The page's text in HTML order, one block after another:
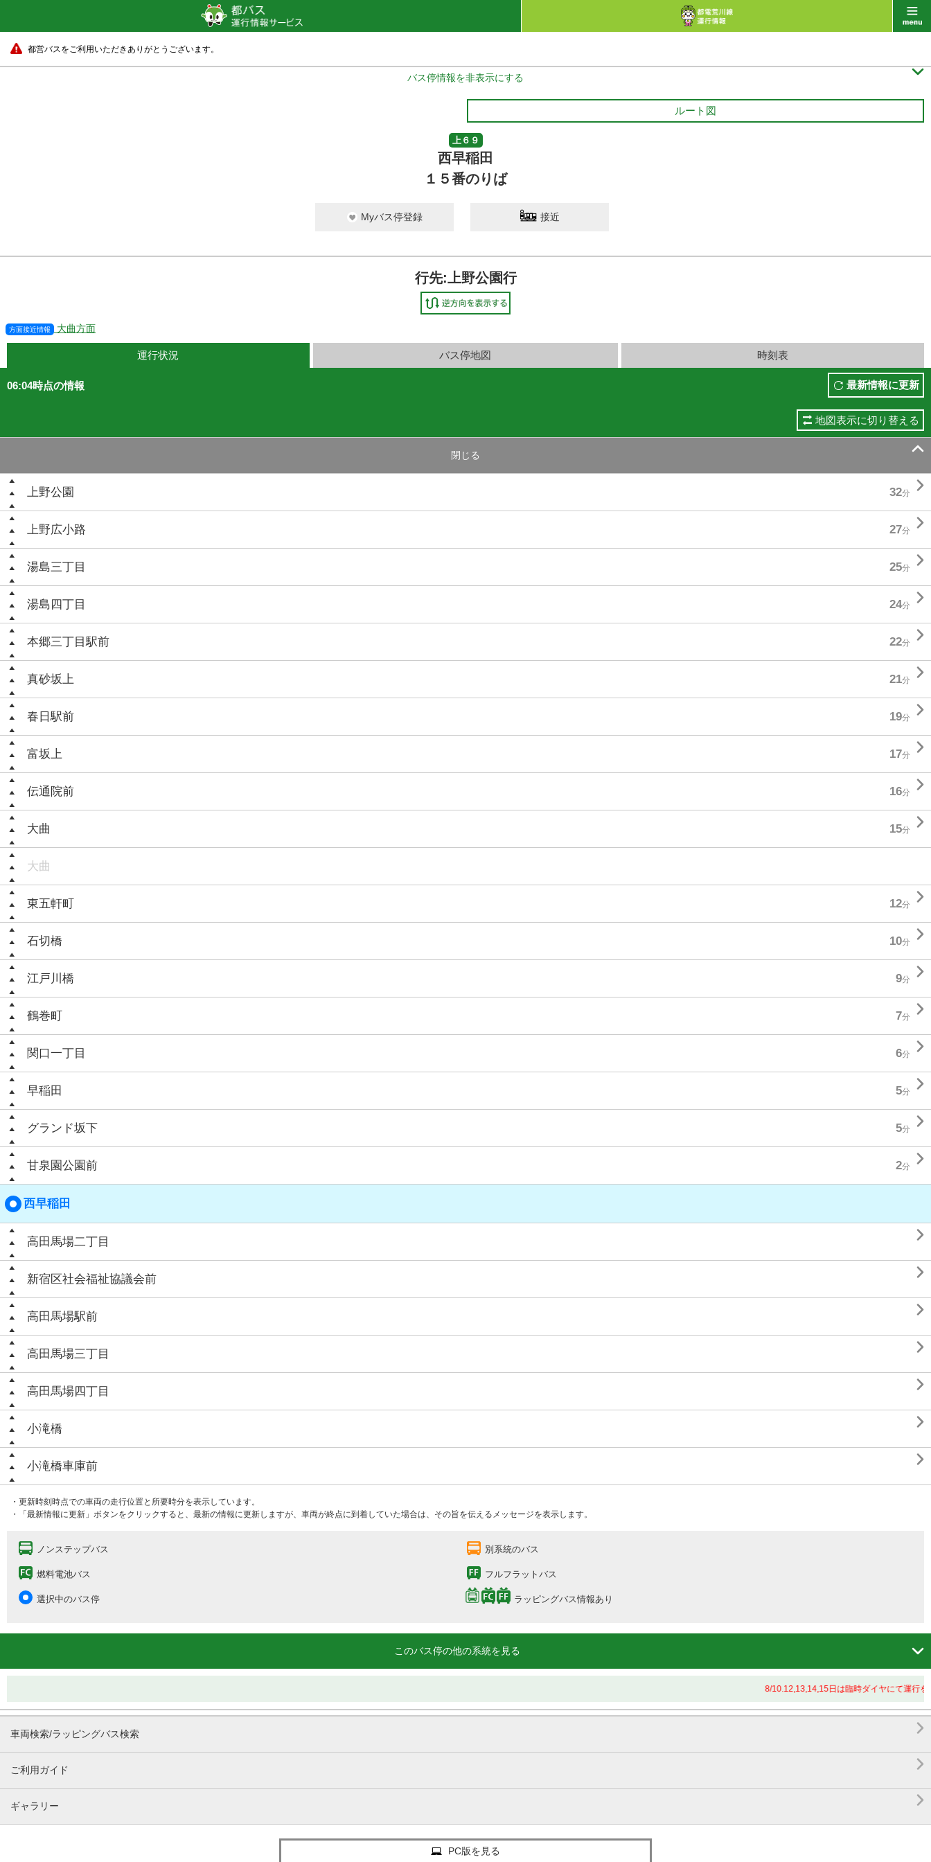
都営バスをご利用いただきありがとうございます。
バス停情報を非表示にする 
ルート図
上６９
西早稲田
１５番のりば
Myバス停登録 接近
行先:上野公園行
方面接近情報 大曲方面
運行状況 バス停地図 時刻表
06:04時点の情報 最新情報に更新
地図表示に切り替える
閉じる 
上野公園 32分 
上野広小路 27分 
湯島三丁目 25分 
湯島四丁目 24分 
本郷三丁目駅前 22分 
真砂坂上 21分 
春日駅前 19分 
富坂上 17分 
伝通院前 16分 
大曲 15分 
大曲
東五軒町 12分 
石切橋 10分 
江戸川橋 9分 
鶴巻町 7分 
関口一丁目 6分 
早稲田 5分 
グランド坂下 5分 
甘泉園公園前 2分 
西早稲田
高田馬場二丁目 
新宿区社会福祉協議会前 
高田馬場駅前 
高田馬場三丁目 
高田馬場四丁目 
小滝橋 
小滝橋車庫前 
・更新時刻時点での車両の走行位置と所要時分を表示しています。
・「最新情報に更新」ボタンをクリックすると、最新の情報に更新しますが、車両が終点に到着していた場合は、その旨を伝えるメッセージを表示します。
ノンステップバス 別系統のバス
燃料電池バス フルフラットバス
選択中のバス停 ラッピングバス情報あり
このバス停の他の系統を見る 
8/10.12,13,14,15日は臨時ダイヤにて運行を行
車両検索/ラッピングバス検索 
ご利用ガイド 
ギャラリー 
PC版を見る